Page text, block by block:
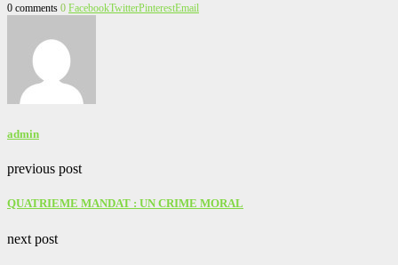
0 comments 0 FacebookTwitterPinterestEmail
admin
previous post
QUATRIEME MANDAT : UN CRIME MORAL
next post